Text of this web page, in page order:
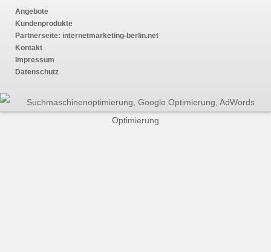
Angebote
Kundenprodukte
Partnerseite: internetmarketing-berlin.net
Kontakt
Impressum
Datenschutz